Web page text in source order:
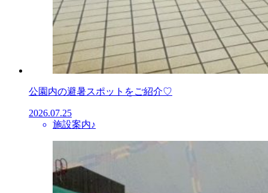
公園内の避暑スポットをご紹介♡
2026.07.25
施設案内♪